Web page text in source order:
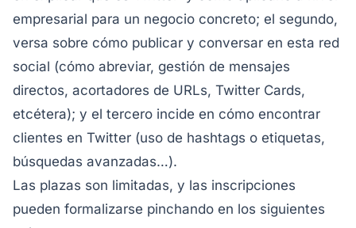
empresarial para un negocio concreto; el segundo,
versa sobre cómo publicar y conversar en esta red
social (cómo abreviar, gestión de mensajes
directos, acortadores de URLs, Twitter Cards,
etcétera); y el tercero incide en cómo encontrar
clientes en Twitter (uso de hashtags o etiquetas,
búsquedas avanzadas…).
Las plazas son limitadas, y las inscripciones
pueden formalizarse pinchando en los siguientes